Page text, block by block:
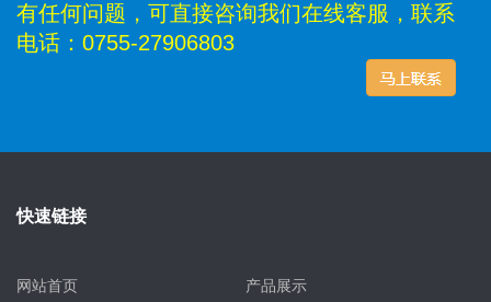
有任何问题，可直接咨询我们在线客服，联系
电话：0755-27906803
快速链接
网站首页 产品展示